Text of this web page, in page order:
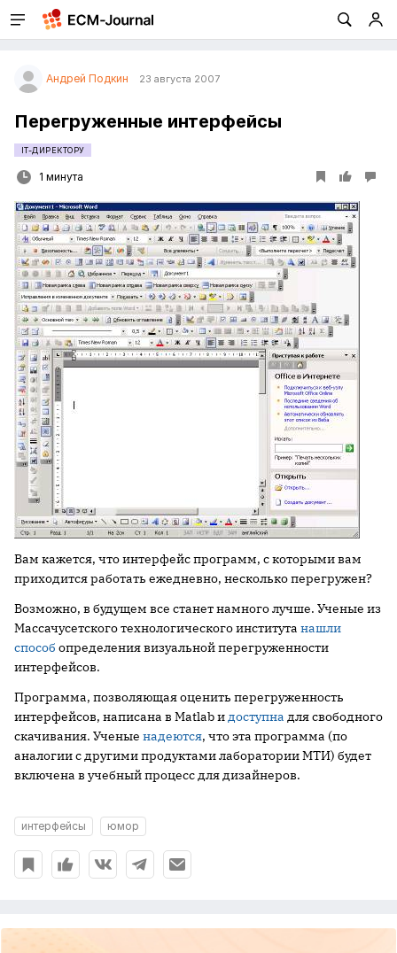
Андрей Подкин 23 августа 2007
Перегруженные интерфейсы
IT-ДИРЕКТОРУ
1 минута
Вам кажется, что интерфейс программ, с которыми вам
приходится работать ежедневно, несколько перегружен?
Возможно, в будущем все станет намного лучше. Ученые из
Массачусетского технологического института нашли
способ определения визуальной перегруженности
интерфейсов.
Программа, позволяющая оценить перегруженность
интерфейсов, написана в Matlab идоступна для свободного
скачивания. Ученые надеются, что эта программа (по
аналогии с другими продуктами лаборатории МТИ) будет
включена в учебный процесс для дизайнеров.
интерфейсы юмор